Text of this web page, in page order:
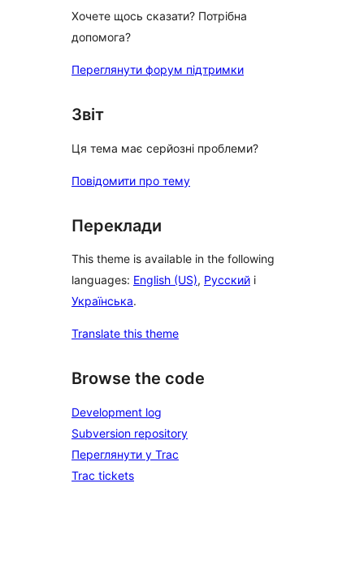
Хочете щось сказати? Потрібна
допомога?
Переглянути форум підтримки
Звіт
Ця тема має серйозні проблеми?
Повідомити про тему
Переклади
This theme is available in the following
languages: English (US), Русский і
Українська.
Translate this theme
Browse the code
Development log
Subversion repository
Переглянути у Trac
Trac tickets